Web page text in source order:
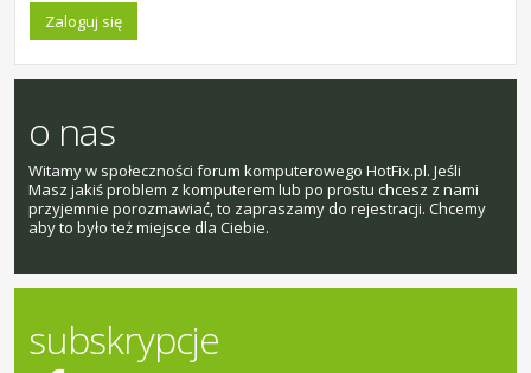
o nas
Witamy w społeczności forum komputerowego HotFix.pl. Jeśli
Masz jakiś problem z komputerem lub po prostu chcesz z nami
przyjemnie porozmawiać, to zapraszamy do rejestracji. Chcemy
aby to było też miejsce dla Ciebie.
subskrypcje